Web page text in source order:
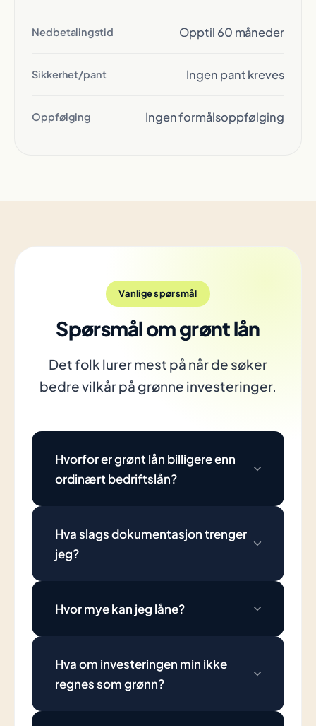
Nedbetalingstid Opptil 60 måneder
Sikkerhet/pant Ingen pant kreves
Oppfølging Ingen formålsoppfølging
Vanlige spørsmål
Spørsmål om grønt lån
Det folk lurer mest på når de søker
bedre vilkår på grønne investeringer.
Hvorfor er grønt lån billigere enn
ordinært bedriftslån?
Hva slags dokumentasjon trenger
jeg?
Hvor mye kan jeg låne?
Hva om investeringen min ikke
regnes som grønn?